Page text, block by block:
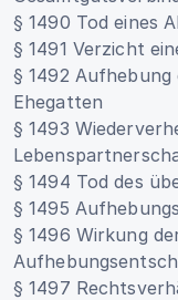
§ 1490 Tod eines
§ 1491 Verzicht
§ 1492
Ehegatten
§ 1493
§ 1494 Tod des
§ 1495
§ 1496 Wirkung
§ 1497